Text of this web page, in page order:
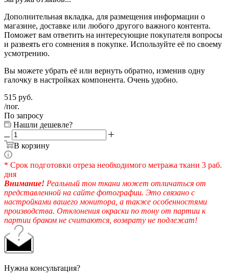
Дополнительная вкладка, для размещения информации о
магазине, доставке или любого другого важного контента.
Поможет вам ответить на интересующие покупателя вопросы
и развеять его сомнения в покупке. Используйте её по своему
усмотрению.
Вы можете убрать её или вернуть обратно, изменив одну
галочку в настройках компонента. Очень удобно.
515 руб.
/пог.
По запросу
Нашли дешевле?
В корзину
* Срок подготовки отреза необходимого метража ткани 3 раб.
дня
Внимание! Реальный тон ткани может отличаться от
представленной на сайте фотографии. Это связано с
настройками вашего монитора, а также особенностями
производства. Отклонения окраски по тону от партии к
партии браком не считаются, возврату не подлежат!
Нужна консультация?